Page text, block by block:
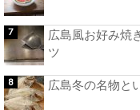
広島風お好み焼
ツ
広島冬の名物と